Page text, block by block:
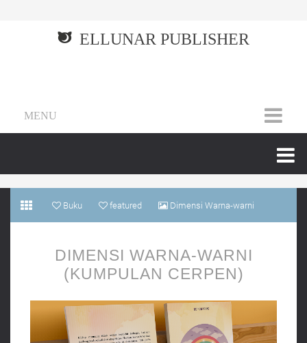
ELLUNAR PUBLISHER
MENU
Buku featured Dimensi Warna-warni
DIMENSI WARNA-WARNI
(KUMPULAN CERPEN)